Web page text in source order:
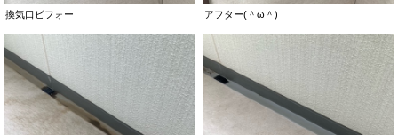
換気口ビフォー アフター(＾ω＾)